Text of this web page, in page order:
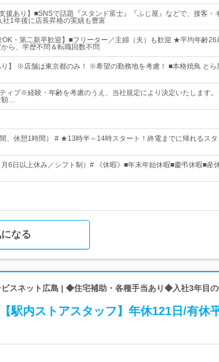
援あり】■SNSで話題『スタンド富士』『ふじ屋』などで、接客・
1年後に店長昇格の実績も豊富
OK・第二新卒歓迎】■フリーター／主婦（夫）も歓迎 ★平均年齢
ら、学歴不問＆転職回数不問
り】 ※店舗は東京都のみ！ ※希望の勤務地を考慮！ ■本格焼鳥 とら
ィブ※経験・年齢を考慮のうえ、当社規定により決定いたします
額…
、休憩1時間） # ★13時半～14時スタート！終電までに帰れるス
6日以上休み／シフト制）# 《休暇》■年末年始休暇■慶弔休暇■産
なる
スネット広島 | ◆住宅補助・各種手当あり◆入社3年目
駅内ストアスタッフ】年休121日/有休